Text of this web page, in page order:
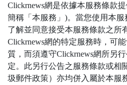
Clickrnews網是依據本服務條款
簡稱「本服務」)。當您使用本服
了解並同意接受本服務條款之所
Clickrnews網的特定服務時，可
質，而須遵守Clickrnews網所另
定。此另行公告之服務條款或相
圾郵件政策）亦均併入屬於本服